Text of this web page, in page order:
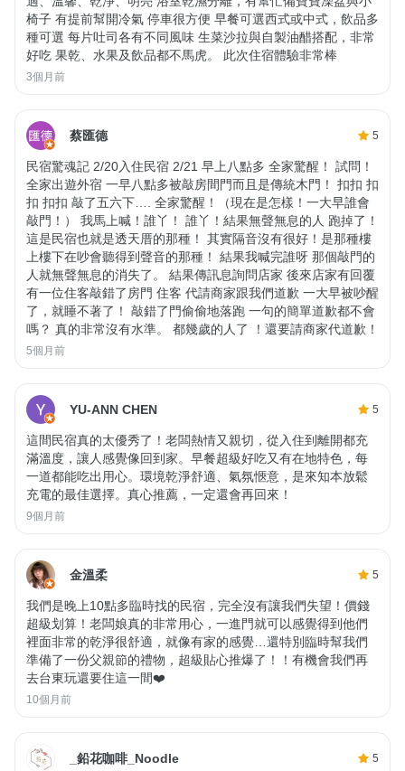
椅子 有提前幫開冷氣 停車很方便 早餐可選西式或中式，飲品多
種可選 每片吐司各有不同風味 生菜沙拉與自製油醋搭配，非常
好吃 果乾、水果及飲品都不馬虎。 此次住宿體驗非常棒
3個月前
蔡匯德 5
民宿驚魂記 2/20入住民宿 2/21 早上八點多 全家驚醒！ 試問！
全家出遊外宿 一早八點多被敲房間門而且是傳統木門！ 扣扣 扣
扣 扣扣 敲了五六下…. 全家驚醒！（現在是怎樣！一大早誰會
敲門！） 我馬上喊！誰丫！ 誰丫！結果無聲無息的人 跑掉了！
這是民宿也就是透天厝的那種！ 其實隔音沒有很好！是那種樓
上樓下在吵會聽得到聲音的那種！ 結果我喊完誰呀 那個敲門的
人就無聲無息的消失了。 結果傳訊息詢問店家 後來店家有回覆
有一位住客敲錯了房門 住客 代請商家跟我們道歉 一大早被吵醒
了，就睡不著了！ 敲錯了門偷偷地落跑 一句的簡單道歉都不會
嗎？ 真的非常沒有水準。 都幾歲的人了 ！還要請商家代道歉！
5個月前
YU-ANN CHEN 5
這間民宿真的太優秀了！老闆熱情又親切，從入住到離開都充
滿溫度，讓人感覺像回到家。早餐超級好吃又有在地特色，每
一道都能吃出用心。環境乾淨舒適、氣氛愜意，是來知本放鬆
充電的最佳選擇。真心推薦，一定還會再回來！
9個月前
金溫柔 5
我們是晚上10點多臨時找的民宿，完全沒有讓我們失望！價錢
超級划算！老闆娘真的非常用心，一進門就可以感覺得到他們
裡面非常的乾淨很舒適，就像有家的感覺…還特別臨時幫我們
準備了一份父親節的禮物，超級貼心推爆了！！有機會我們再
去台東玩還要住這一間❤️
10個月前
_鉛花咖啡_Noodle 5